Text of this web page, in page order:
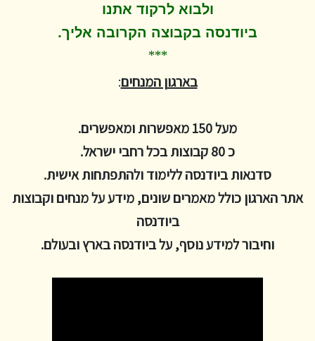
ולבוא לרקוד אתנו
ביודנסה בקבוצה הקרובה אליך.
***
בארגון המנחים:
מעל 150 מאפשרות ומאפשרים.
כ 80 קבוצות בכל רחבי ישראל.
סדנאות ביודנסה ללימוד ולהתפתחות אישית.
אתר הארגון כולל מאמרים שונים, מידע על מנחים וקבוצות
ביודנסה
וחיבור למידע נוסף, על ביודנסה בארץ ובעולם.